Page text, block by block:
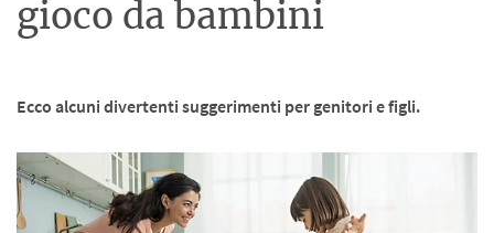
gioco da bambini
Ecco alcuni divertenti suggerimenti per genitori e figli.